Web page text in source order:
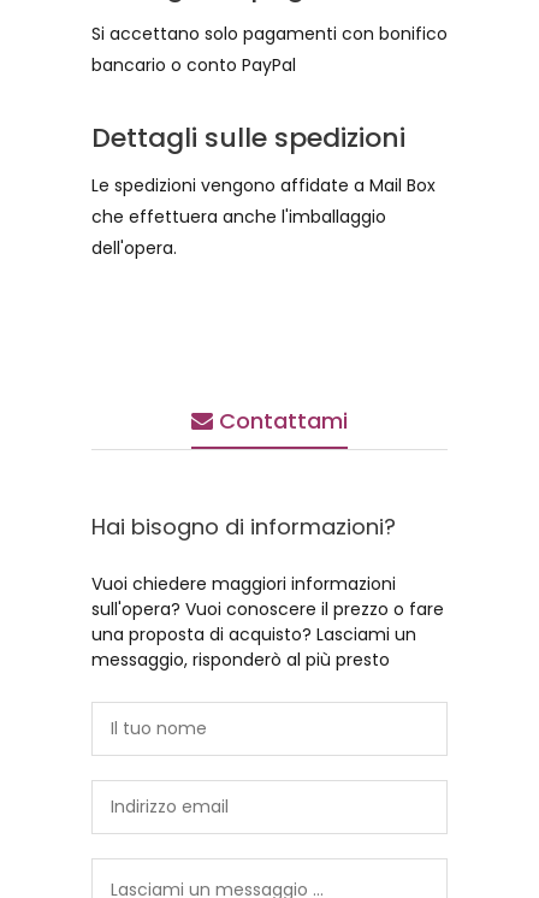
Si accettano solo pagamenti con bonifico
bancario o conto PayPal
Dettagli sulle spedizioni
Le spedizioni vengono affidate a Mail Box
che effettuera anche l'imballaggio
dell'opera.
Contattami
Hai bisogno di informazioni?
Vuoi chiedere maggiori informazioni
sull'opera? Vuoi conoscere il prezzo o fare
una proposta di acquisto? Lasciami un
messaggio, risponderò al più presto